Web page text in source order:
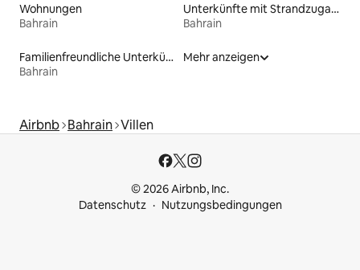
Wohnungen
Bahrain
Unterkünfte mit Strandzugang
Bahrain
Familienfreundliche Unterkünfte
Bahrain
Mehr anzeigen
Airbnb Bahrain Villen
© 2026 Airbnb, Inc.
Datenschutz
Nutzungsbedingungen